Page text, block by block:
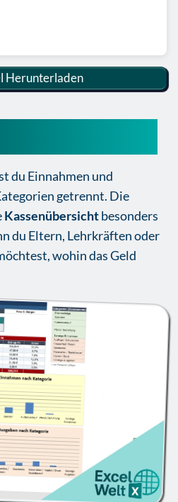
Herunterladen
du Einnahmen und
getrennt. Die
Kassenübersichtbesonders
du Eltern, Lehrkräften oder
wohin das Geld